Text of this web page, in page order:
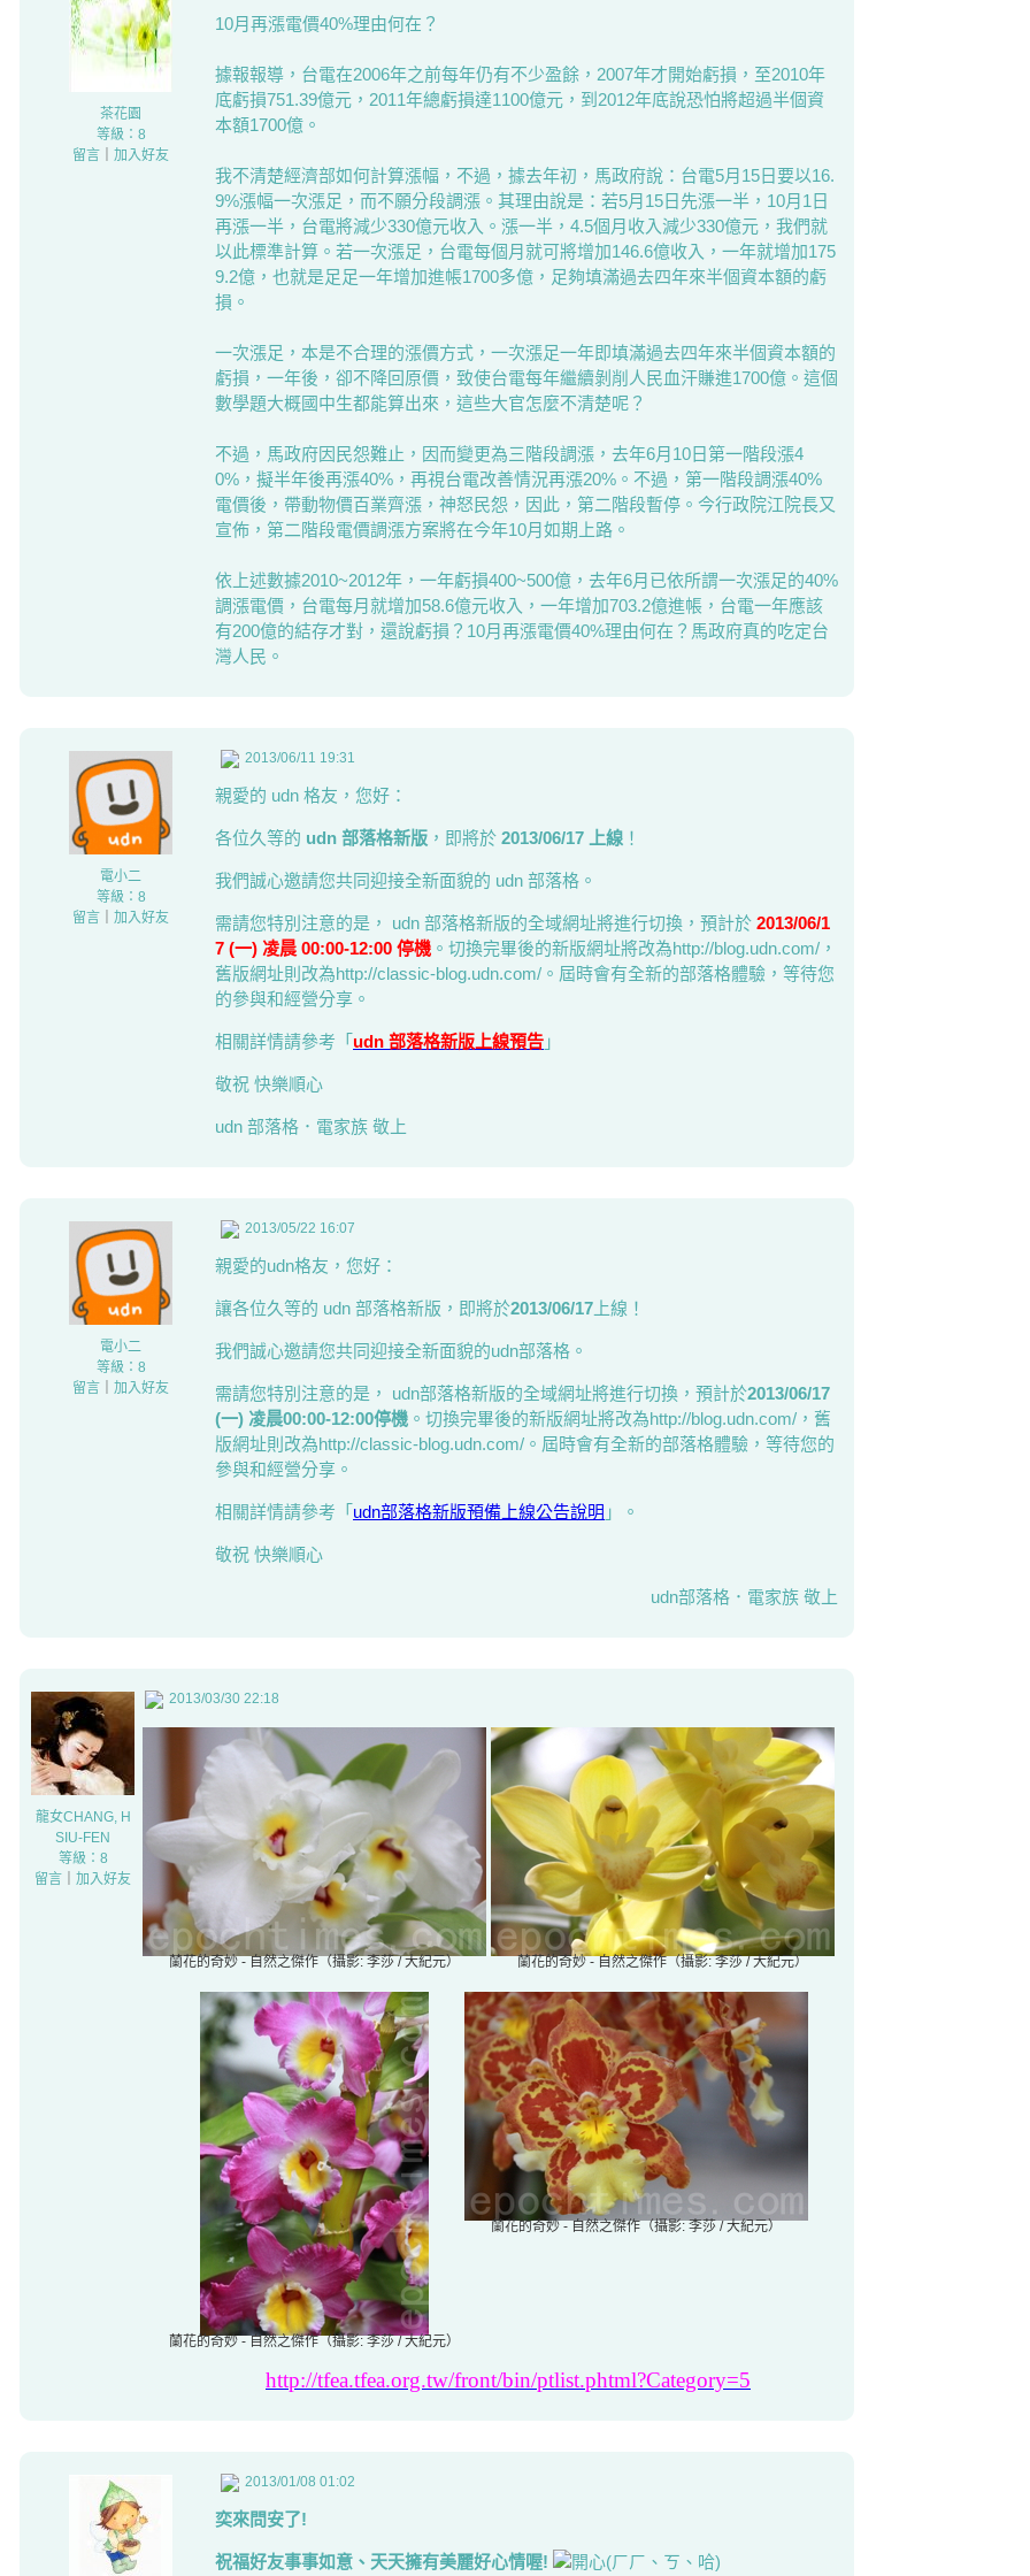
茶花園
等級：8
留言
加入好友
10月再漲電價40%理由何在？
據報報導，台電在2006年之前每年仍有不少盈餘，2007年才開始虧損，至2010年
底虧損751.39億元，2011年總虧損達1100億元，到2012年底說恐怕將超過半個資
本額1700億。
我不清楚經濟部如何計算漲幅，不過，據去年初，馬政府說：台電5月15日要以16.
9%漲幅一次漲足，而不願分段調漲。其理由說是：若5月15日先漲一半，10月1日
再漲一半，台電將減少330億元收入。漲一半，4.5個月收入減少330億元，我們就
以此標準計算。若一次漲足，台電每個月就可將增加146.6億收入，一年就增加175
9.2億，也就是足足一年增加進帳1700多億，足夠填滿過去四年來半個資本額的虧
損。
一次漲足，本是不合理的漲價方式，一次漲足一年即填滿過去四年來半個資本額的
虧損，一年後，卻不降回原價，致使台電每年繼續剝削人民血汗賺進1700億。這個
數學題大概國中生都能算出來，這些大官怎麼不清楚呢？
不過，馬政府因民怨難止，因而變更為三階段調漲，去年6月10日第一階段漲4
0%，擬半年後再漲40%，再視台電改善情況再漲20%。不過，第一階段調漲40%
電價後，帶動物價百業齊漲，神怒民怨，因此，第二階段暫停。今行政院江院長又
宣佈，第二階段電價調漲方案將在今年10月如期上路。
依上述數據2010~2012年，一年虧損400~500億，去年6月已依所謂一次漲足的40%
調漲電價，台電每月就增加58.6億元收入，一年增加703.2億進帳，台電一年應該
有200億的結存才對，還說虧損？10月再漲電價40%理由何在？馬政府真的吃定台
灣人民。
電小二
等級：8
留言
加入好友
2013/06/11 19:31
親愛的 udn 格友，您好：
各位久等的 udn 部落格新版 ，即將於 2013/06/17 上線 ！
我們誠心邀請您共同迎接全新面貌的 udn 部落格。
需請您特別注意的是， udn 部落格新版的全域網址將進行切換，預計於 2013/06/1
7 (一) 凌晨 00:00-12:00 停機 。切換完畢後的新版網址將改為http://blog.udn.com/，
舊版網址則改為http://classic-blog.udn.com/。屆時會有全新的部落格體驗，等待您
的參與和經營分享。
相關詳情請參考「 udn 部落格新版上線預告 」
敬祝 快樂順心
udn 部落格．電家族 敬上
電小二
等級：8
留言
加入好友
2013/05/22 16:07
親愛的udn格友，您好：
讓各位久等的 udn 部落格新版，即將於2013/06/17 上線！
我們誠心邀請您共同迎接全新面貌的udn部落格。
需請您特別注意的是， udn部落格新版的全域網址將進行切換，預計於2013/06/17
(一) 凌晨00:00-12:00停機 。切換完畢後的新版網址將改為http://blog.udn.com/，舊
版網址則改為http://classic-blog.udn.com/。屆時會有全新的部落格體驗，等待您的
參與和經營分享。
相關詳情請參考「 udn部落格新版預備上線公告說明 」。
敬祝 快樂順心
udn部落格．電家族 敬上
龍女CHANG, H
SIU-FEN
等級：8
留言
加入好友
2013/03/30 22:18
蘭花的奇妙 - 自然之傑作（攝影: 李莎 / 大紀元） 蘭花的奇妙 - 自然之傑作（攝影: 李莎 / 大紀元）
蘭花的奇妙 - 自然之傑作（攝影: 李莎 / 大紀元）
蘭花的奇妙 - 自然之傑作（攝影: 李莎 / 大紀元）
http://tfea.tfea.org.tw/front/bin/ptlist.phtml?Category=5
2013/01/08 01:02
奕來問安了!
祝福好友事事如意、天天擁有美麗好心情喔!